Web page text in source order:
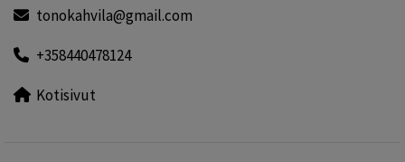
tonokahvila@gmail.com
+358440478124
Kotisivut